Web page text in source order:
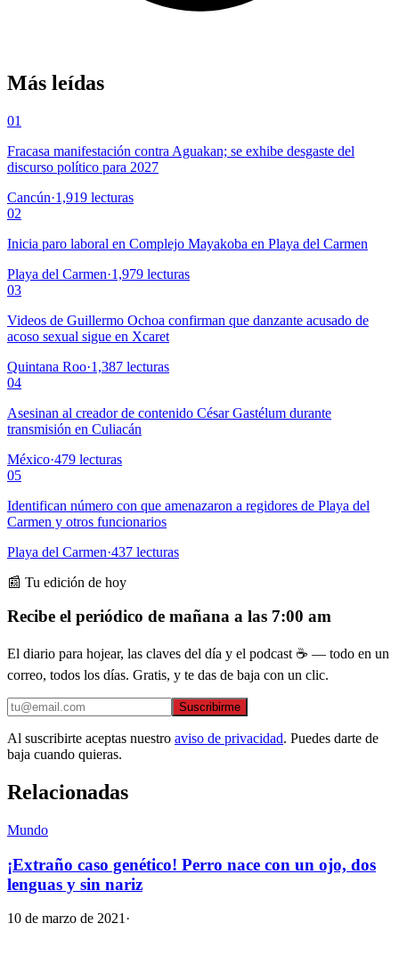
Más leídas
01
Fracasa manifestación contra Aguakan; se exhibe desgaste del
discurso político para 2027
Cancún·1,919 lecturas
02
Inicia paro laboral en Complejo Mayakoba en Playa del Carmen
Playa del Carmen·1,979 lecturas
03
Videos de Guillermo Ochoa confirman que danzante acusado de
acoso sexual sigue en Xcaret
Quintana Roo·1,387 lecturas
04
Asesinan al creador de contenido César Gastélum durante
transmisión en Culiacán
México·479 lecturas
05
Identifican número con que amenazaron a regidores de Playa del
Carmen y otros funcionarios
Playa del Carmen·437 lecturas
📰 Tu edición de hoy
Recibe el periódico de mañana a las 7:00 am
El diario para hojear, las claves del día y el podcast ☕ — todo en un
correo, todos los días. Gratis, y te das de baja con un clic.
Suscribirme
Al suscribirte aceptas nuestro aviso de privacidad. Puedes darte de
baja cuando quieras.
Relacionadas
Mundo
¡Extraño caso genético! Perro nace con un ojo, dos
lenguas y sin nariz
10 de marzo de 2021 ·